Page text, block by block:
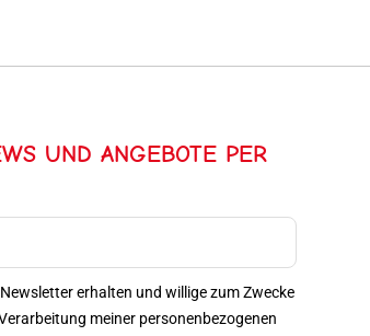
UND ANGEBOTE PER
erhalten und willige zum Zwecke
meiner personenbezogenen